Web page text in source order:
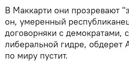
В Маккарти они прозревают
он, умеренный
договорняки с демократами,
либеральной гидре, обдерет
по миру пустит.